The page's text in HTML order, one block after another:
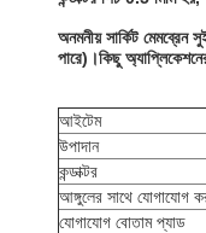
অনমনীয় সার্কিট
পারে)।কিছু
আইটেম
উপাদান
কন্ডাক্টর
আঙ্গুলের সাথে যোগাযোগ
যোগাযোগ বোতাম প্যাড